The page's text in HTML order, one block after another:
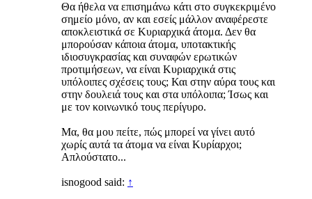
Θα ήθελα να επισημάνω κάτι στο συγκεκριμένο
σημείο μόνο, αν και εσείς μάλλον αναφέρεστε
αποκλειστικά σε Κυριαρχικά άτομα. Δεν θα
μπορούσαν κάποια άτομα, υποτακτικής
ιδιοσυγκρασίας και συναφών ερωτικών
προτιμήσεων, να είναι Κυριαρχικά στις
υπόλοιπες σχέσεις τους; Και στην αύρα τους και
στην δουλειά τους και στα υπόλοιπα; Ίσως και
με τον κοινωνικό τους περίγυρο.
Μα, θα μου πείτε, πώς μπορεί να γίνει αυτό
χωρίς αυτά τα άτομα να είναι Κυρίαρχοι;
Απλούστατο...
isnogood said: ↑